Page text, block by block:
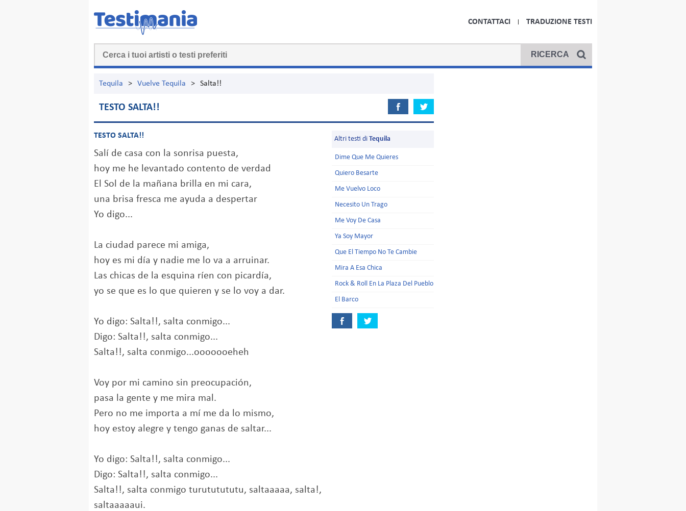
CONTATTACI TRADUZIONE TESTI
Tequila > Vuelve Tequila > Salta!!
TESTO SALTA!!
TESTO SALTA!!
Salí de casa con la sonrisa puesta,
hoy me he levantado contento de verdad
El Sol de la mañana brilla en mi cara,
una brisa fresca me ayuda a despertar
Yo digo...
La ciudad parece mi amiga,
hoy es mi día y nadie me lo va a arruinar.
Las chicas de la esquina ríen con picardía,
yo se que es lo que quieren y se lo voy a dar.
Yo digo: Salta!!, salta conmigo...
Digo: Salta!!, salta conmigo...
Salta!!, salta conmigo...ooooooeheh
Voy por mi camino sin preocupación,
pasa la gente y me mira mal.
Pero no me importa a mí me da lo mismo,
hoy estoy alegre y tengo ganas de saltar...
Yo digo: Salta!!, salta conmigo...
Digo: Salta!!, salta conmigo...
Salta!!, salta conmigo turututututu, saltaaaaa, salta!,
saltaaaaaui.
Altri testi di Tequila
Dime Que Me Quieres
Quiero Besarte
Me Vuelvo Loco
Necesito Un Trago
Me Voy De Casa
Ya Soy Mayor
Que El Tiempo No Te Cambie
Mira A Esa Chica
Rock & Roll En La Plaza Del Pueblo
El Barco